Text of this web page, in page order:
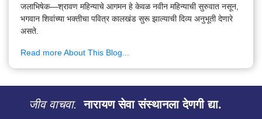
जलाभिषेक—श्रावण महिन्याचे आगमन हे केवळ नवीन महिन्याची सुरुवात नसून,
भगवान शिवांच्या भक्तीचा पवित्र कालखंड सुरू झाल्याची दिव्य अनुभूती देणारे
असते.
Read more About This Blog...
जीव वाचवा. नारायण सेवा संस्थानला देणगी द्या.